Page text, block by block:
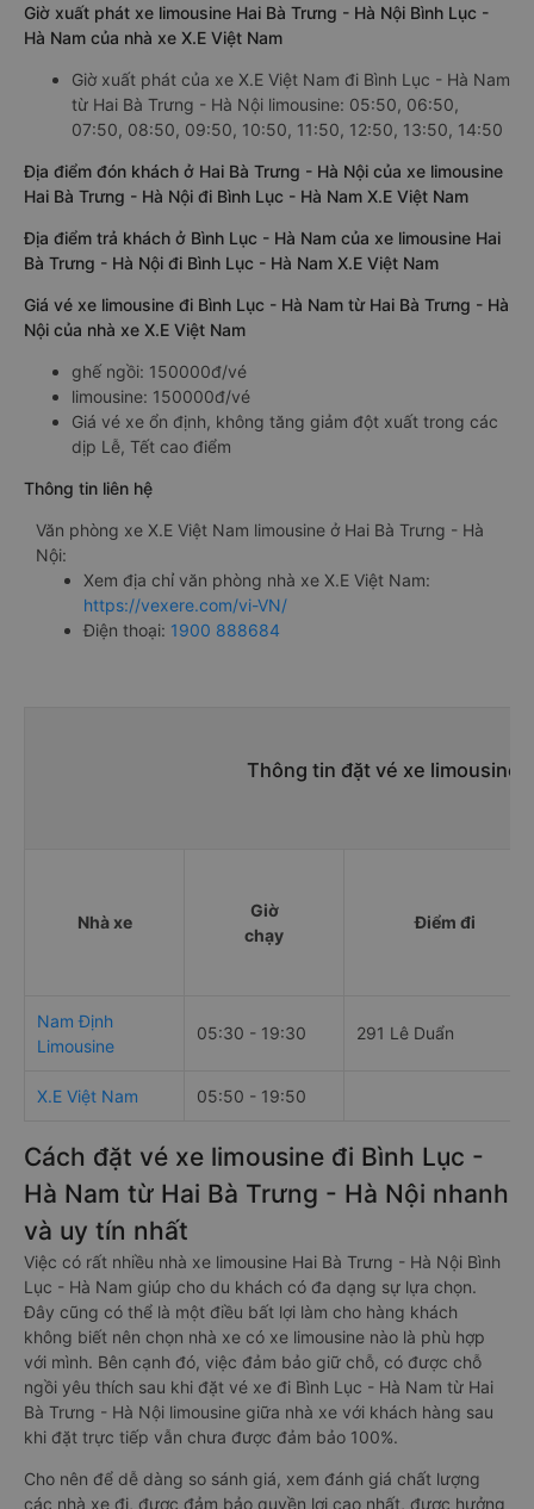
Giờ xuất phát xe limousine Hai Bà Trưng - Hà Nội Bình Lục -
Hà Nam của nhà xe X.E Việt Nam
Giờ xuất phát của xe X.E Việt Nam đi Bình Lục - Hà Nam
từ Hai Bà Trưng - Hà Nội limousine: 05:50, 06:50,
07:50, 08:50, 09:50, 10:50, 11:50, 12:50, 13:50, 14:50
Địa điểm đón khách ở Hai Bà Trưng - Hà Nội của xe limousine
Hai Bà Trưng - Hà Nội đi Bình Lục - Hà Nam X.E Việt Nam
Địa điểm trả khách ở Bình Lục - Hà Nam của xe limousine Hai
Bà Trưng - Hà Nội đi Bình Lục - Hà Nam X.E Việt Nam
Giá vé xe limousine đi Bình Lục - Hà Nam từ Hai Bà Trưng - Hà
Nội của nhà xe X.E Việt Nam
ghế ngồi: 150000đ/vé
limousine: 150000đ/vé
Giá vé xe ổn định, không tăng giảm đột xuất trong các
dịp Lễ, Tết cao điểm
Thông tin liên hệ
Văn phòng xe X.E Việt Nam limousine ở Hai Bà Trưng - Hà
Nội:
Xem địa chỉ văn phòng nhà xe X.E Việt Nam:
https://vexere.com/vi-VN/
Điện thoại: 1900 888684
Thông tin đặt vé xe limousine
Nhà xe
Giờ
chạy
Điểm đi
Nam Định
Limousine
05:30 - 19:30 291 Lê Duẩn
X.E Việt Nam 05:50 - 19:50
Cách đặt vé xe limousine đi Bình Lục -
Hà Nam từ Hai Bà Trưng - Hà Nội nhanh
và uy tín nhất
Việc có rất nhiều nhà xe limousine Hai Bà Trưng - Hà Nội Bình
Lục - Hà Nam giúp cho du khách có đa dạng sự lựa chọn.
Đây cũng có thể là một điều bất lợi làm cho hàng khách
không biết nên chọn nhà xe có xe limousine nào là phù hợp
với mình. Bên cạnh đó, việc đảm bảo giữ chỗ, có được chỗ
ngồi yêu thích sau khi đặt vé xe đi Bình Lục - Hà Nam từ Hai
Bà Trưng - Hà Nội limousine giữa nhà xe với khách hàng sau
khi đặt trực tiếp vẫn chưa được đảm bảo 100%.
Cho nên để dễ dàng so sánh giá, xem đánh giá chất lượng
các nhà xe đi, được đảm bảo quyền lợi cao nhất, được hưởng